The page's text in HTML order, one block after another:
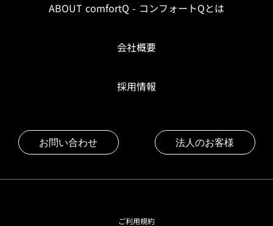
ABOUT comfortQ - コンフォートQとは
会社概要
採用情報
お問い合わせ 法人のお客様
ご利用規約